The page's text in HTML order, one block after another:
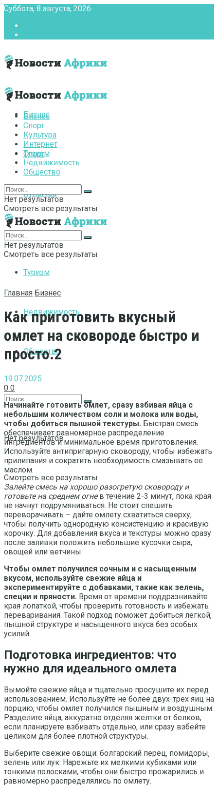
Суббота, 8 августа, 2026
Бизнес
Спорт
Культура
Интернет
Туризм
Недвижимость
Общество
Нет результатов
Смотреть все результаты
Бизнес
Спорт
Культура
Интернет
Туризм
Недвижимость
Общество
Нет результатов
Смотреть все результаты
Нет результатов
Смотреть все результаты
Главная Бизнес
Как приготовить вкусный
омлет на сковороде быстро и
просто.2
19.07.2025
0 0
Начинайте готовить омлет, сразу взбивая яйца с
небольшим количеством соли и молока или воды,
чтобы добиться пышной текстуры. Быстрая смесь
обеспечивает равномерное распределение
ингредиентов и минимальное время приготовления.
Используйте антипригарную сковороду, чтобы избежать
прилипания и сократить необходимость смазывать ее
маслом.
Залейте смесь на хорошо разогретую сковороду и
готовьте на среднем огнев течение 2-3 минут, пока края
не начнут подрумяниваться. Не стоит спешить
переворачивать – дайте омлету схватиться сверху,
чтобы получить однородную консистенцию и красивую
корочку. Для добавления вкуса и текстуры можно сразу
после заливки положить небольшие кусочки сыра,
овощей или ветчины.
Чтобы омлет получился сочным и с насыщенным
вкусом, используйте свежие яйца и
экспериментируйте с добавками, такие как зелень,
специи и пряности. Время от времени поддразнивайте
края лопаткой, чтобы проверить готовность и избежать
переваривания. Такой подход поможет добиться легкой,
пышной структуре и насыщенного вкуса без особых
усилий.
Подготовка ингредиентов: что
нужно для идеального омлета
Вымойте свежие яйца и тщательно просушите их перед
использованием. Используйте не более двух-трех яиц на
порцию, чтобы омлет получился пышным и воздушным.
Разделите яйца, аккуратно отделяя желтки от белков,
если планируете взбивать отдельно, или сразу взбейте
целиком для более плотной структуры.
Выберите свежие овощи: болгарский перец, помидоры,
зелень или лук. Нарежьте их мелкими кубиками или
тонкими полосками, чтобы они быстро прожарились и
равномерно распределялись по омлету.